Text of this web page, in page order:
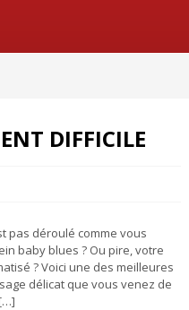
DIFFICILE
pas déroulé comme vous
baby blues ? Ou pire, votre
? Voici une des meilleures
délicat que vous venez de